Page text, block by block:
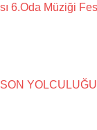
6.Oda Müziği